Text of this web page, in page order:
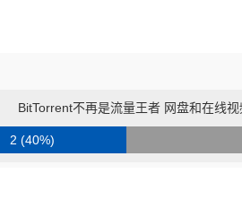
BitTorrent不再是流量王者 网盘和在线
2 (40%)